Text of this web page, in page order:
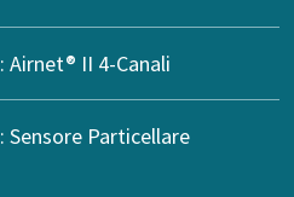
Airnet® II 4-Canali
Sensore Particellare